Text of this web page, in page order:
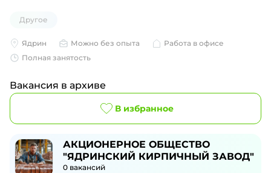
Другое
Ядрин Можно без опыта
Работа в офисе
Полная занятость
Вакансия в архиве
В избранное
АКЦИОНЕРНОЕ ОБЩЕСТВО
"ЯДРИНСКИЙ КИРПИЧНЫЙ ЗАВОД"
0 вакансий